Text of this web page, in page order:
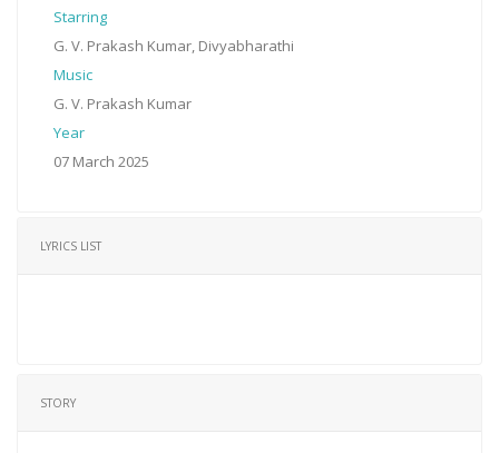
Starring
G. V. Prakash Kumar, Divyabharathi
Music
G. V. Prakash Kumar
Year
07 March 2025
LYRICS LIST
STORY